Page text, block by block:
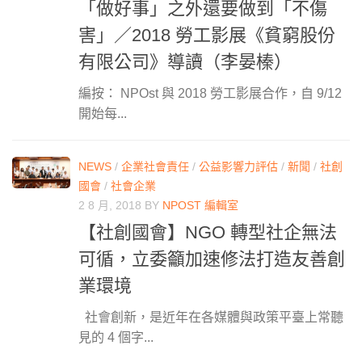
「做好事」之外還要做到「不傷
害」／2018 勞工影展《貧窮股份
有限公司》導讀（李晏榛）
編按： NPOst 與 2018 勞工影展合作，自 9/12
開始每...
NEWS / 企業社會責任 / 公益影響力評估 / 新聞 / 社創
國會 / 社會企業
2 8 月, 2018 BY NPOST 編輯室
【社創國會】NGO 轉型社企無法
可循，立委籲加速修法打造友善創
業環境
社會創新，是近年在各媒體與政策平臺上常聽
見的 4 個字...